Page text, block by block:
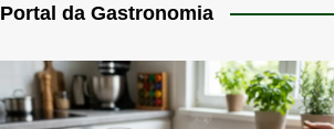
Portal da Gastronomia